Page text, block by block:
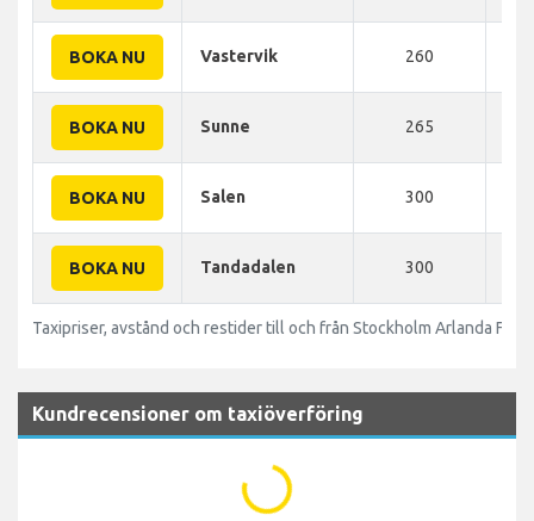
BOKA NU Vastervik 260
BOKA NU Sunne 265
BOKA NU Salen 300
BOKA NU Tandadalen 300
Taxipriser, avstånd och restider till och från Stockholm Arlanda
Kundrecensioner om taxiöverföring